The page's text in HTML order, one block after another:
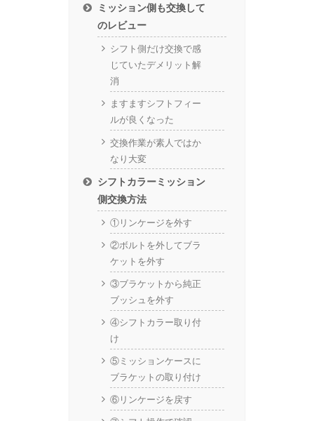
ミッション側も交換して
のレビュー
シフト側だけ交換で感
じていたデメリット解
消
ますますシフトフィー
ルが良くなった
交換作業が素人ではか
なり大変
シフトカラーミッション
側交換方法
①リンケージを外す
②ボルトを外してブラ
ケットを外す
③ブラケットから純正
ブッシュを外す
④シフトカラー取り付
け
⑤ミッションケースに
ブラケットの取り付け
⑥リンケージを戻す